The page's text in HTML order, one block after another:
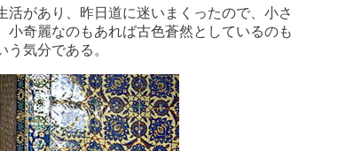
があり、昨日道に迷いまくったので、小さ
奇麗なのもあれば古色蒼然としているのも
気分である。